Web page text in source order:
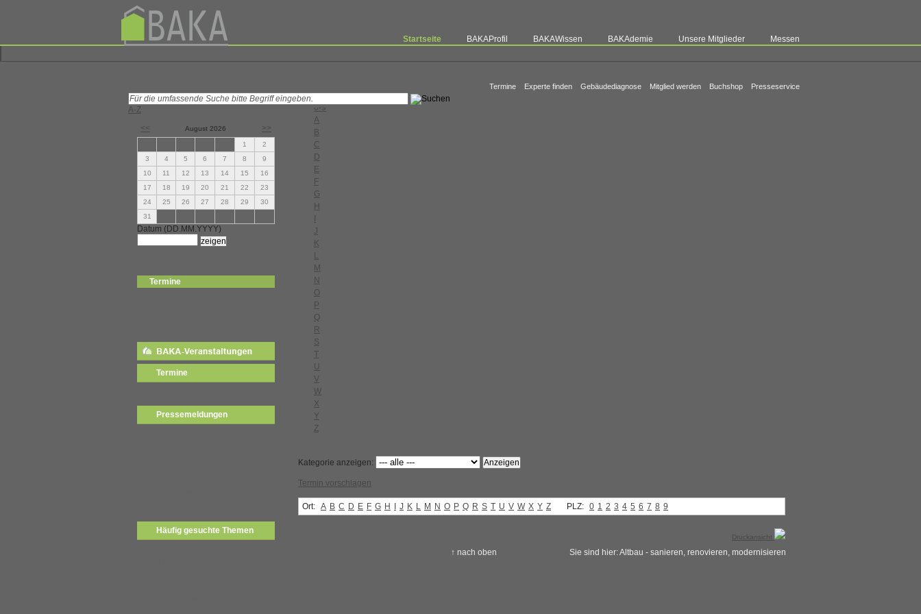
Startseite BAKAProfil BAKAWissen BAKAdemie Unsere Mitglieder Messen
Presseservice
Buchshop
Mitglied werden
Gebäudediagnose
Experte finden
Termine
A-Z
<<
August 2026 >>
1
2
3
4 5 6 7 8
9
10
11 12 13 14 15
16
17
18 19 20 21 22
23
24
25 26 27 28 29
30
31
Datum (DD.MM.YYYY)
Termine
Termine
Pressemeldungen
Häufig gesuchte Themen
0-9
A
B
C
D
E
F
G
H
J
K
L
M
N
O
P
Q
R
S
T
U
V
W
X
Y
Z
Kategorie anzeigen:
Termin vorschlagen
Ort: A B C D E F G H J K L M N O P Q R S T U V W X Y Z PLZ: 0 1 2 3 4 5 6 7 8 9
Druckansicht
↑ nach oben Sie sind hier:Altbau - sanieren, renovieren, modernisieren